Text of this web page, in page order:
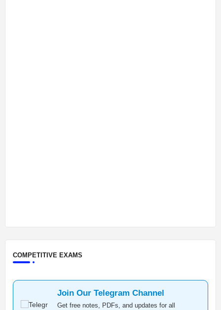
COMPETITIVE EXAMS
Join Our Telegram Channel
Get free notes, PDFs, and updates for all